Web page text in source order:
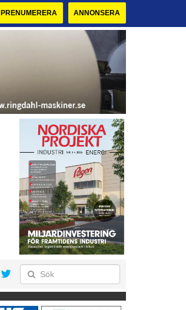
PRENUMERERA ANNONSERA